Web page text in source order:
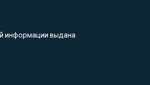
информации выдана